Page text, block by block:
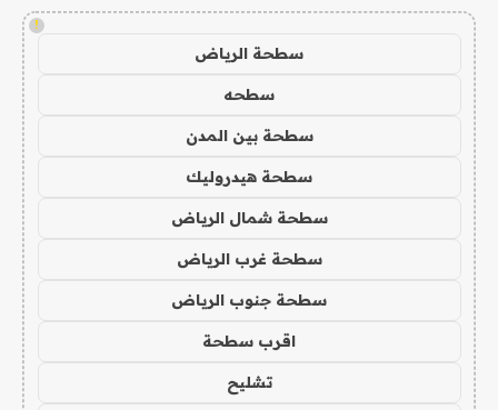
!
سطحة الرياض
سطحه
سطحة بين المدن
سطحة هيدروليك
سطحة شمال الرياض
سطحة غرب الرياض
سطحة جنوب الرياض
اقرب سطحة
تشليح